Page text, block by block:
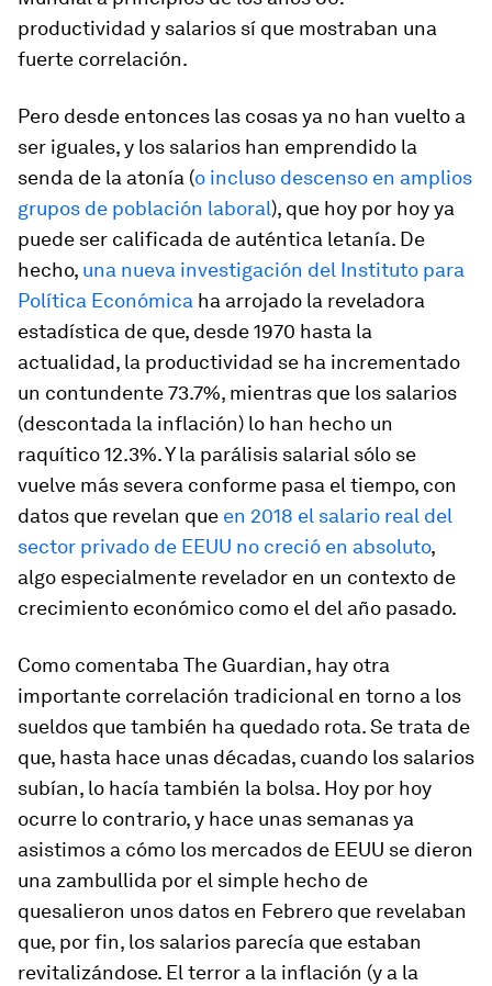
productividad y salarios sí que mostraban una
fuerte correlación.
Pero desde entonces las cosas ya no han vuelto a
ser iguales, y los salarios han emprendido la
senda de la atonía (o incluso descenso en amplios
grupos de población laboral), que hoy por hoy ya
puede ser calificada de auténtica letanía. De
hecho, una nueva investigación del Instituto para
Política Económica ha arrojado la reveladora
estadística de que, desde 1970 hasta la
actualidad, la productividad se ha incrementado
un contundente 73.7%, mientras que los salarios
(descontada la inflación) lo han hecho un
raquítico 12.3%. Y la parálisis salarial sólo se
vuelve más severa conforme pasa el tiempo, con
datos que revelan que en 2018 el salario real del
sector privado de EEUU no creció en absoluto,
algo especialmente revelador en un contexto de
crecimiento económico como el del año pasado.
Como comentaba The Guardian, hay otra
importante correlación tradicional en torno a los
sueldos que también ha quedado rota. Se trata de
que, hasta hace unas décadas, cuando los salarios
subían, lo hacía también la bolsa. Hoy por hoy
ocurre lo contrario, y hace unas semanas ya
asistimos a cómo los mercados de EEUU se dieron
una zambullida por el simple hecho de
quesalieron unos datos en Febrero que revelaban
que, por fin, los salarios parecía que estaban
revitalizándose. El terror a la inflación (y a la